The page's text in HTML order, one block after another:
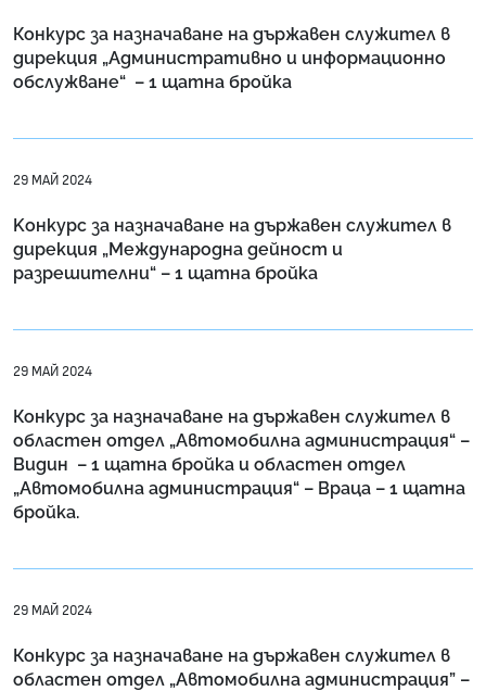
Конкурс за назначаване на държавен служител в
дирекция „Административно и информационно
обслужване“ – 1 щатнa бройкa
29 МАЙ 2024
Kонкурс за назначаване на държавен служител в
дирекция „Международна дейност и
разрешителни“ – 1 щатна бройка
29 МАЙ 2024
Конкурс за назначаване на държавен служител в
областен отдел „Автомобилна администрация“ –
Видин – 1 щатна бройка и областен отдел
„Автомобилна администрация“ – Враца – 1 щатна
бройка.
29 МАЙ 2024
Конкурс за назначаване на държавен служител в
областен отдел „Автомобилна администрация” –